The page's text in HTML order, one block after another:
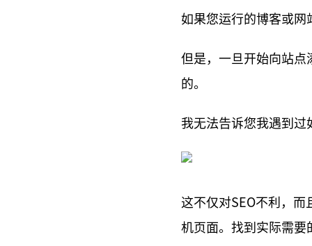
如果您运行的博客或网
但是，一旦开始向站点
的。
我无法告诉您我遇到过
这不仅对SEO不利，
机页面。找到实际需要